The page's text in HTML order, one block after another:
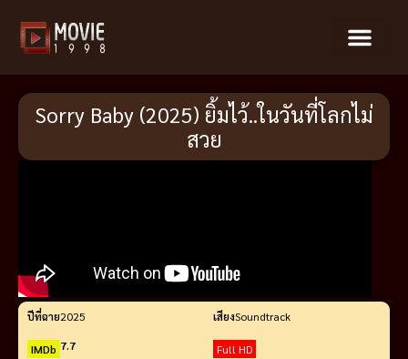
Sorry Baby (2025) ยิ้มไว้..ในวันที่โลกไม่
สวย
ปีที่ฉาย2025 เสียงSoundtrack
IMDb 7.7 Full HD